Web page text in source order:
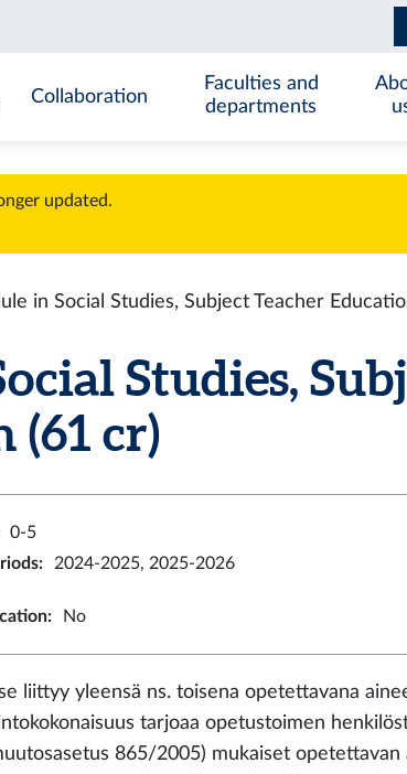
Collaboration
Faculties and
departments
updated.
in Social Studies, Subject Teacher
Studies,
(61 cr)
0-5
: 2024-2025, 2025-2026
: No
liittyy yleensä ns. toisena opetettavana
tarjoaa opetustoimen
865/2005) mukaiset opetettavan